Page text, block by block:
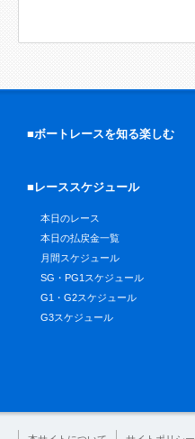
■ボートレースを知る楽しむ
■レーススケジュール
本日のレース
本日の払戻金一覧
月間スケジュール
SG・PG1スケジュール
G1・G2スケジュール
G3スケジュール